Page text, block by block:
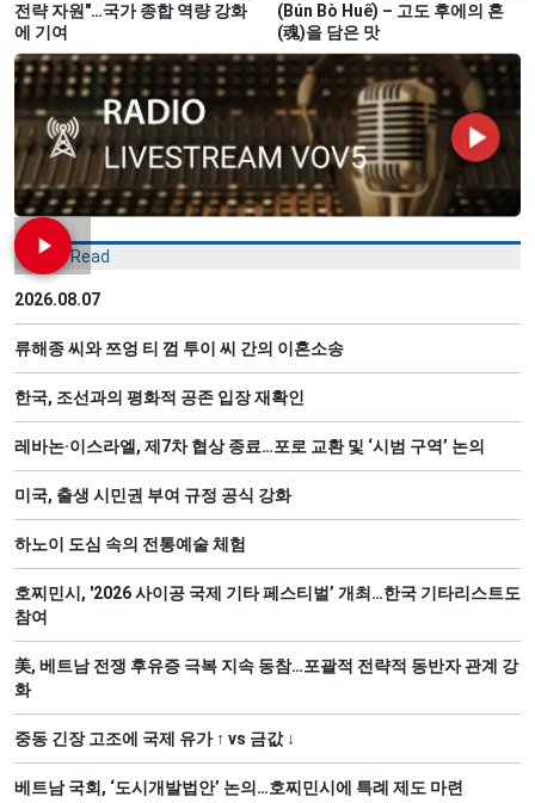
전략 자원"…국가 종합 역량 강화
에 기여
(Bún Bò Huế) – 고도 후에의 혼
(魂)을 담은 맛
Most Read
2026.08.07
류해종 씨와 쯔엉 티 껌 투이 씨 간의 이혼소송
한국, 조선과의 평화적 공존 입장 재확인
레바논·이스라엘, 제7차 협상 종료…포로 교환 및 ‘시범 구역’ 논의
미국, 출생 시민권 부여 규정 공식 강화
하노이 도심 속의 전통예술 체험
호찌민시, '2026 사이공 국제 기타 페스티벌’ 개최…한국 기타리스트도
참여
美, 베트남 전쟁 후유증 극복 지속 동참…포괄적 전략적 동반자 관계 강
화
중동 긴장 고조에 국제 유가 ↑ vs 금값 ↓
베트남 국회, ‘도시개발법안’ 논의…호찌민시에 특례 제도 마련